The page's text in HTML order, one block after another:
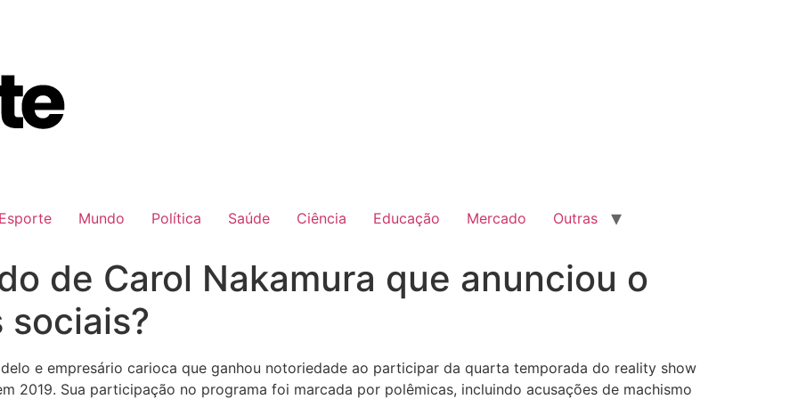
Esporte Mundo Política Saúde Ciência Educação Mercado Outras
de Carol Nakamura que anunciou o
e empresário carioca que ganhou notoriedade ao participar da quarta temporada do reality show
2019. Sua participação no programa foi marcada por polêmicas, incluindo acusações de machismo